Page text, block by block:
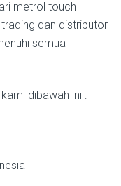
metrol touch
dan distributor
semua
dibawah ini :